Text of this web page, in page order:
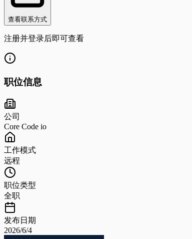
查看联系方式
注册并登录后即可查看
职位信息
公司
Core Code io
工作模式
远程
职位类型
全职
发布日期
2026/6/4